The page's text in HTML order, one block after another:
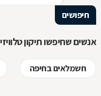
חיפושים
חשמלאים בחיפה